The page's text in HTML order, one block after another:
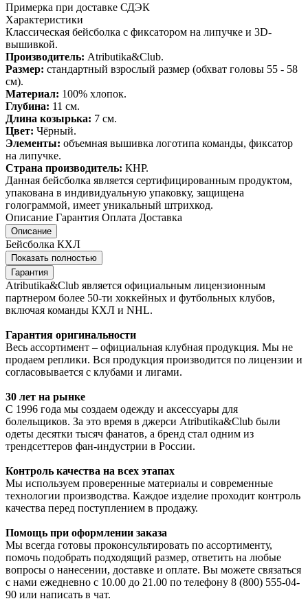
Примерка при доставке СДЭК
Характеристики
Классическая бейсболка с фиксатором на липучке и 3D-
вышивкой.
Производитель: Atributika&Club.
Размер: стандартный взрослый размер (обхват головы 55 - 58
см).
Материал: 100% хлопок.
Глубина: 11 см.
Длина козырька: 7 см.
Цвет: Чёрный.
Элементы: объемная вышивка логотипа команды, фиксатор
на липучке.
Страна производитель: КНР.
Данная бейсболка является сертифицированным продуктом,
упакована в индивидуальную упаковку, защищена
голограммой, имеет уникальный штрихкод.
Описание Гарантия Оплата Доставка
Описание
Бейсболка КХЛ
Показать полностью
Гарантия
Atributika&Club является официальным лицензионным
партнером более 50-ти хоккейных и футбольных клубов,
включая команды КХЛ и NHL.
Гарантия оригинальности
Весь ассортимент – официальная клубная продукция. Мы не
продаем реплики. Вся продукция производится по лицензии и
согласовывается с клубами и лигами.
30 лет на рынке
С 1996 года мы создаем одежду и аксессуары для
болельщиков. За это время в джерси Atributika&Club были
одеты десятки тысяч фанатов, а бренд стал одним из
трендсеттеров фан-индустрии в России.
Контроль качества на всех этапах
Мы используем проверенные материалы и современные
технологии производства. Каждое изделие проходит контроль
качества перед поступлением в продажу.
Помощь при оформлении заказа
Мы всегда готовы проконсультировать по ассортименту,
помочь подобрать подходящий размер, ответить на любые
вопросы о нанесении, доставке и оплате. Вы можете связаться
с нами ежедневно с 10.00 до 21.00 по телефону 8 (800) 555-04-
90 или написать в чат.